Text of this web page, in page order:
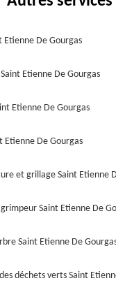
Etienne De Gourgas
Etienne De Gourgas
Etienne De Gourgas
Etienne De Gourgas
et grillage Saint Etienne
Saint Etienne De
Saint Etienne De
déchets verts Saint